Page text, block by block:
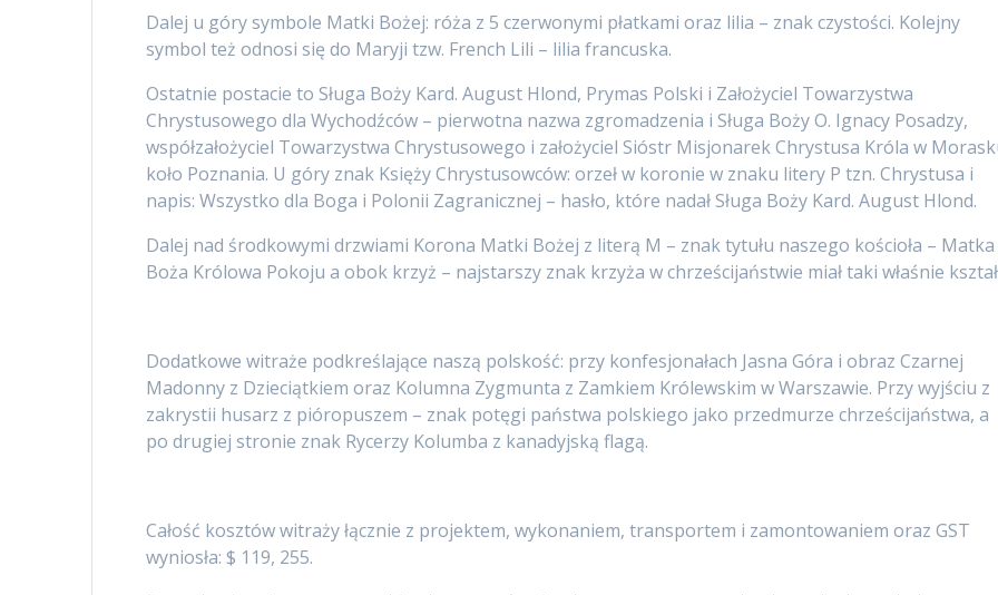
Dalej u góry symbole Matki Bożej: róża z 5 czerwonymi płatkami oraz lilia – znak czystości. Kolejny
symbol też odnosi się do Maryji tzw. French Lili – lilia francuska.
Ostatnie postacie to Sługa Boży Kard. August Hlond, Prymas Polski i Założyciel Towarzystwa
Chrystusowego dla Wychodźców – pierwotna nazwa zgromadzenia i Sługa Boży O. Ignacy Posadzy,
współzałożyciel Towarzystwa Chrystusowego i założyciel Sióstr Misjonarek Chrystusa Króla w
koło Poznania. U góry znak Księży Chrystusowców: orzeł w koronie w znaku litery P tzn. Chrystusa i
napis: Wszystko dla Boga i Polonii Zagranicznej – hasło, które nadał Sługa Boży Kard. August Hlond.
Dalej nad środkowymi drzwiami Korona Matki Bożej z literą M – znak tytułu naszego kościoła – Matka
Boża Królowa Pokoju a obok krzyż – najstarszy znak krzyża w chrześcijaństwie miał taki właśnie
Dodatkowe witraże podkreślające naszą polskość: przy konfesjonałach Jasna Góra i obraz Czarnej
Madonny z Dzieciątkiem oraz Kolumna Zygmunta z Zamkiem Królewskim w Warszawie. Przy wyjściu z
zakrystii husarz z pióropuszem – znak potęgi państwa polskiego jako przedmurze chrześcijaństwa, a
po drugiej stronie znak Rycerzy Kolumba z kanadyjską flagą.
Całość kosztów witraży łącznie z projektem, wykonaniem, transportem i zamontowaniem oraz GST
wyniosła: $ 119, 255.